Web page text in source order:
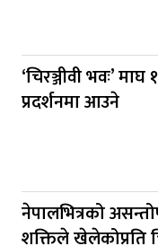
‘चिरञ्जीवी भवः’
प्रदर्शनमा आउने
नेपालभित्रको
शक्तिले खेलेकोप्रति